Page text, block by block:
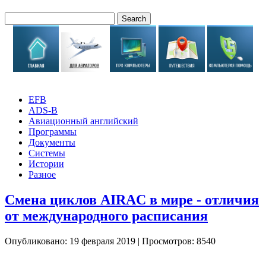
EFB
ADS-B
Авиационный английский
Программы
Документы
Системы
Истории
Разное
Смена циклов AIRAC в мире - отличия
от международного расписания
Опубликовано: 19 февраля 2019 | Просмотров: 8540